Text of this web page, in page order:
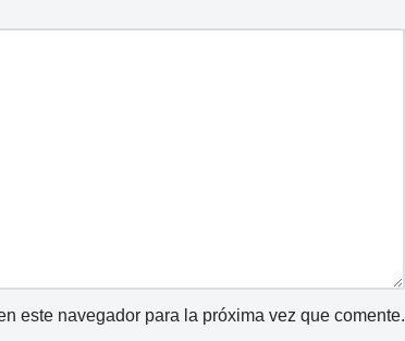
este navegador para la próxima vez que comente.